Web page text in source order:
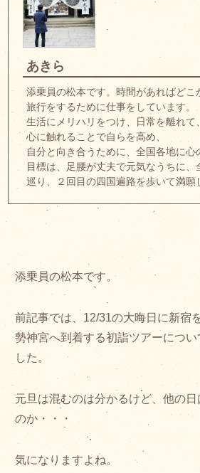
あきら
添乗員の松本です。時間があればどこ
旅行をするために仕事をしています。
生活にメリハリをつけ、日常を離れて
心に触れることで自らを高め、
自分と向き合うために、全国各地に心
目標は、足腰が丈夫で元気なうちに、
巡り、２回目の四国遍路を歩いて満願
添乗員の松本です。
前記事では、12/31の大晦日に新宿
勢神宮へ到着する初詣ツアーについ
した。
元旦は混むのは分かるけど、他の
のか・・・
気になりますよね。